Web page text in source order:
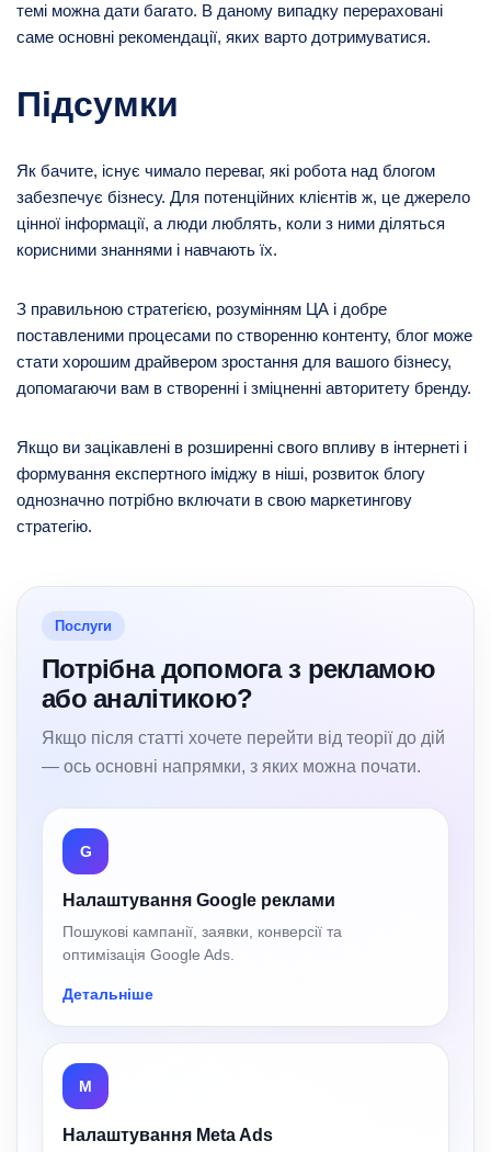
темі можна дати багато. В даному випадку перераховані
саме основні рекомендації, яких варто дотримуватися.
Підсумки
Як бачите, існує чимало переваг, які робота над блогом
забезпечує бізнесу. Для потенційних клієнтів ж, це джерело
цінної інформації, а люди люблять, коли з ними діляться
корисними знаннями і навчають їх.
З правильною стратегією, розумінням ЦА і добре
поставленими процесами по створенню контенту, блог може
стати хорошим драйвером зростання для вашого бізнесу,
допомагаючи вам в створенні і зміцненні авторитету бренду.
Якщо ви зацікавлені в розширенні свого впливу в інтернеті і
формування експертного іміджу в ніші, розвиток блогу
однозначно потрібно включати в свою маркетингову
стратегію.
Послуги
Потрібна допомога з рекламою
або аналітикою?
Якщо після статті хочете перейти від теорії до дій
— ось основні напрямки, з яких можна почати.
G
Налаштування Google реклами
Пошукові кампанії, заявки, конверсії та
оптимізація Google Ads.
Детальніше
M
Налаштування Meta Ads